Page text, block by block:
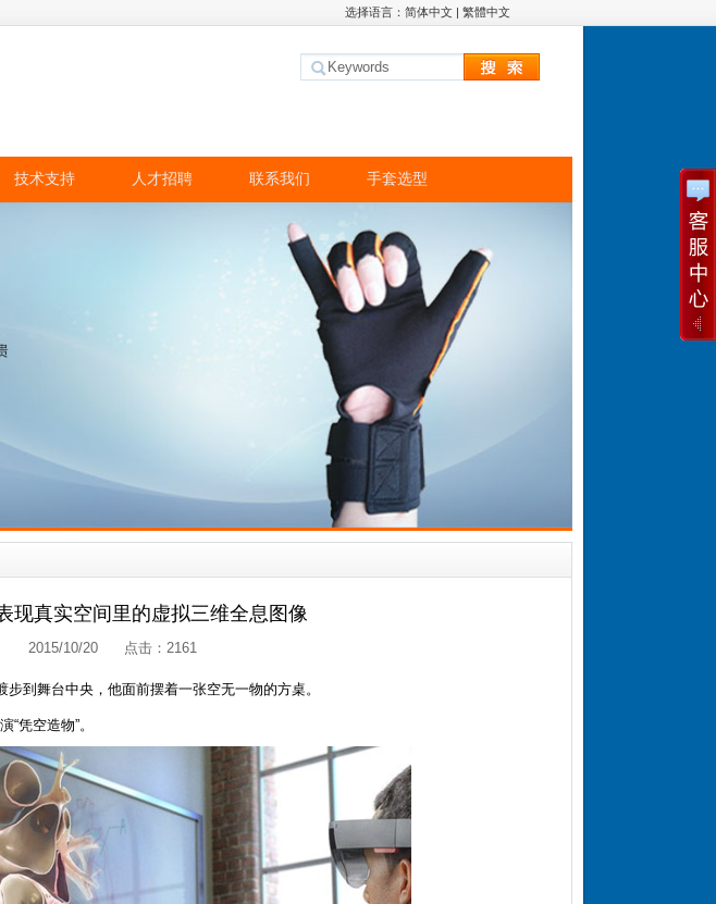
选择语言： 简体中文 | 繁體中文
技术支持 人才招聘 联系我们 手套选型
现真实空间里的虚拟三维全息图像
2015/10/20 点击： 2161
到舞台中央，他面前摆着一张空无一物的方桌。
凭空造物”。